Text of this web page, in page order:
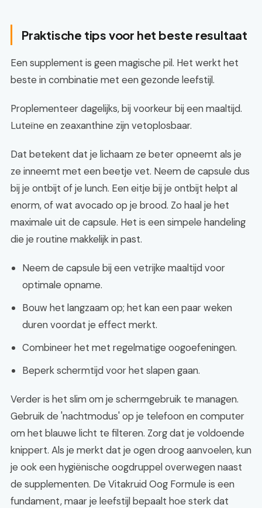
Praktische tips voor het beste resultaat
Een supplement is geen magische pil. Het werkt het
beste in combinatie met een gezonde leefstijl.
Proplementeer dagelijks, bij voorkeur bij een maaltijd.
Luteïne en zeaxanthine zijn vetoplosbaar.
Dat betekent dat je lichaam ze beter opneemt als je
ze inneemt met een beetje vet. Neem de capsule dus
bij je ontbijt of je lunch. Een eitje bij je ontbijt helpt al
enorm, of wat avocado op je brood. Zo haal je het
maximale uit de capsule. Het is een simpele handeling
die je routine makkelijk in past.
Neem de capsule bij een vetrijke maaltijd voor
optimale opname.
Bouw het langzaam op; het kan een paar weken
duren voordat je effect merkt.
Combineer het met regelmatige oogoefeningen.
Beperk schermtijd voor het slapen gaan.
Verder is het slim om je schermgebruik te managen.
Gebruik de 'nachtmodus' op je telefoon en computer
om het blauwe licht te filteren. Zorg dat je voldoende
knippert. Als je merkt dat je ogen droog aanvoelen, kun
je ook een hygiënische oogdruppel overwegen naast
de supplementen. De Vitakruid Oog Formule is een
fundament, maar je leefstijl bepaalt hoe sterk dat